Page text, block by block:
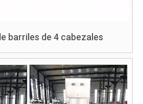
barriles de 4 cabezales